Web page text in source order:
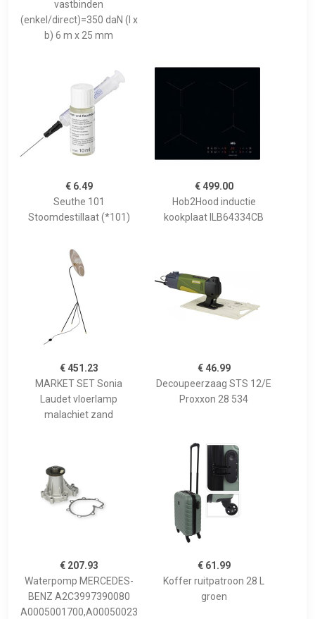
vastbinden
(enkel/direct)=350 daN (l x
b) 6 m x 25 mm
€ 6.49
Seuthe 101
Stoomdestillaat (*101)
€ 499.00
Hob2Hood inductie
kookplaat ILB64334CB
€ 451.23
MARKET SET Sonia
Laudet vloerlamp
malachiet zand
€ 46.99
Decoupeerzaag STS 12/E
Proxxon 28 534
€ 207.93
Waterpomp MERCEDES-
BENZ A2C3997390080
A0005001700,A00050023
€ 61.99
Koffer ruitpatroon 28 L
groen